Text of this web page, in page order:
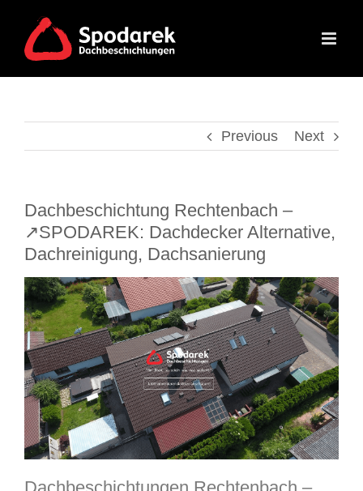
content
Previous Next
Dachbeschichtung Rechtenbach –
↗️SPODAREK: Dachdecker Alternative,
Dachreinigung, Dachsanierung